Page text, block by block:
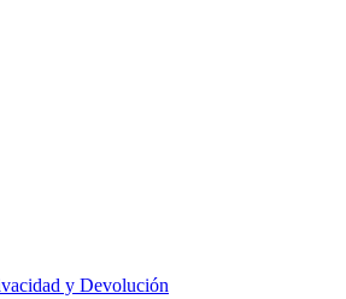
y Devolución